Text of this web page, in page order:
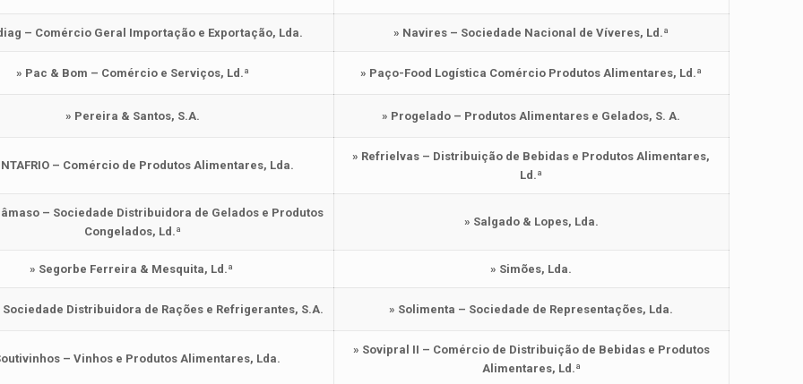
– Comércio Geral Importação e Exportação, Lda. » Navires – Sociedade Nacional de Víveres, Ld.ª
» Pac & Bom – Comércio e Serviços, Ld.ª » Paço-Food Logística Comércio Produtos Alimentares, Ld.ª
» Pereira & Santos, S.A. » Progelado – Produtos Alimentares e Gelados, S. A.
– Comércio de Produtos Alimentares, Lda.
» Refrielvas – Distribuição de Bebidas e Produtos Alimentares,
Ld.ª
– Sociedade Distribuidora de Gelados e Produtos
Congelados, Ld.ª
» Salgado & Lopes, Lda.
» Segorbe Ferreira & Mesquita, Ld.ª » Simões, Lda.
Sociedade Distribuidora de Rações e Refrigerantes, S.A. » Solimenta – Sociedade de Representações, Lda.
– Vinhos e Produtos Alimentares, Lda.
» Sovipral II – Comércio de Distribuição de Bebidas e Produtos
Alimentares, Ld.ª